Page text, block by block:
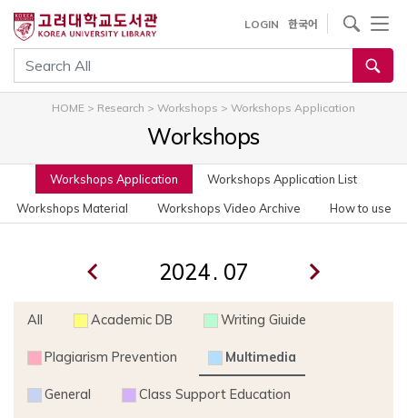
통합검색
LOGIN 한국어
사이트내 검색
HOME > Research > Workshops > Workshops Application
Workshops
Workshops Application
Workshops Application List
Workshops Material
Workshops Video Archive How to use
.
All Academic DB Writing Giuide
Plagiarism Prevention Multimedia
General Class Support Education